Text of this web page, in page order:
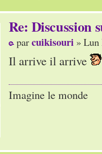
Re: Discussion
parcuikisouri » Lun
Il arrive il arrive
Imagine le monde